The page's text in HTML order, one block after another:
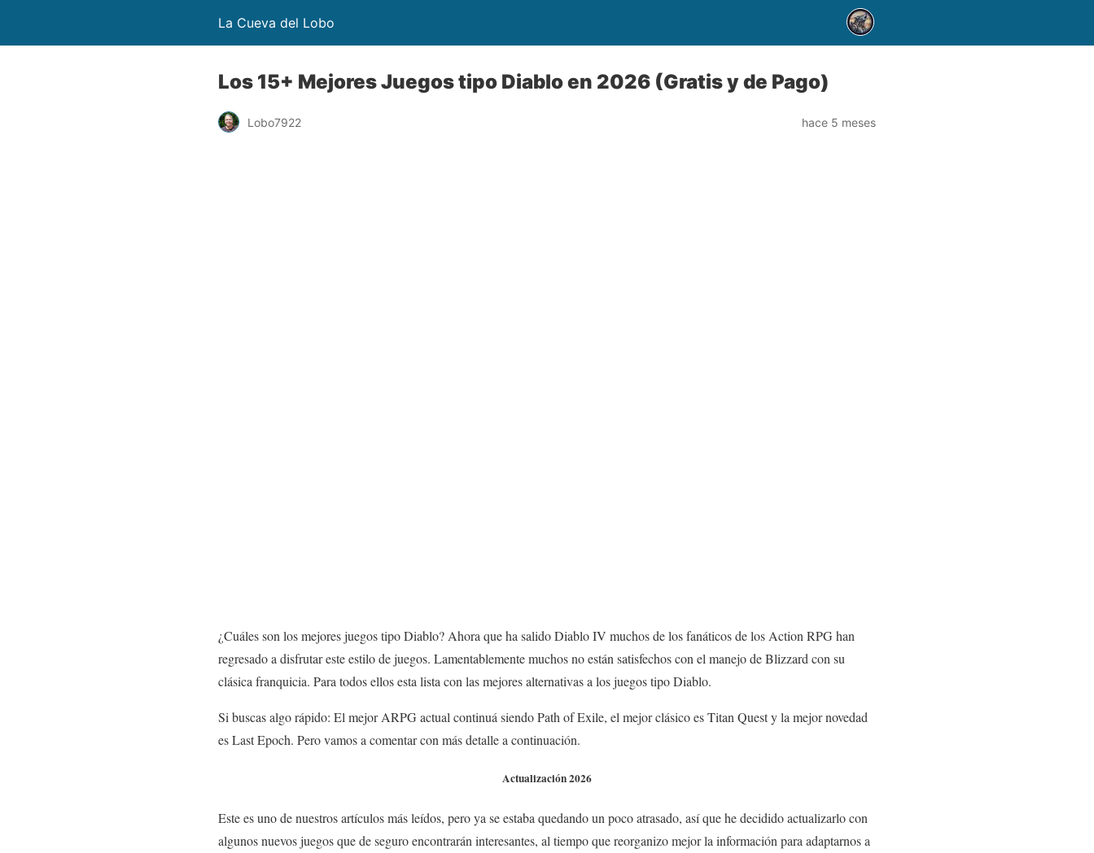
La Cueva del Lobo
Los 15+ Mejores Juegos tipo Diablo en 2026 (Gratis y de Pago)
Lobo7922 hace 5 meses
¿Cuáles son los mejores juegos tipo Diablo? Ahora que ha salido Diablo IV muchos de los fanáticos de los Action RPG han
regresado a disfrutar este estilo de juegos. Lamentablemente muchos no están satisfechos con el manejo de Blizzard con su
clásica franquicia. Para todos ellos esta lista con las mejores alternativas a los juegos tipo Diablo.
Si buscas algo rápido: El mejor ARPG actual continuá siendo Path of Exile, el mejor clásico es Titan Quest y la mejor novedad
es Last Epoch. Pero vamos a comentar con más detalle a continuación.
Actualización 2026
Este es uno de nuestros artículos más leídos, pero ya se estaba quedando un poco atrasado, así que he decidido actualizarlo con
algunos nuevos juegos que de seguro encontrarán interesantes, al tiempo que reorganizo mejor la información para adaptarnos a